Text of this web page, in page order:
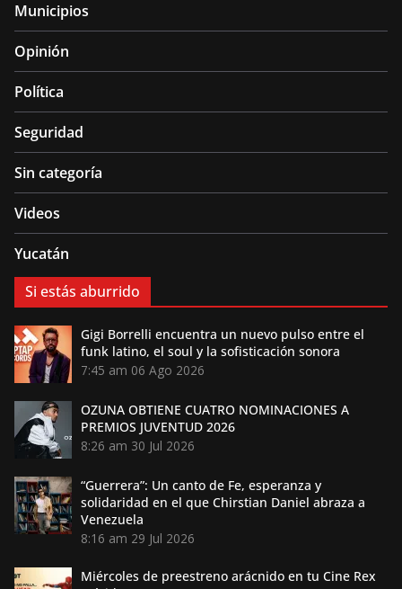
Municipios
Opinión
Política
Seguridad
Sin categoría
Videos
Yucatán
Si estás aburrido
Gigi Borrelli encuentra un nuevo pulso entre el
funk latino, el soul y la sofisticación sonora
7:45 am 06 Ago 2026
OZUNA OBTIENE CUATRO NOMINACIONES A
PREMIOS JUVENTUD 2026
8:26 am 30 Jul 2026
“Guerrera”: Un canto de Fe, esperanza y
solidaridad en el que Chirstian Daniel abraza a
Venezuela
8:16 am 29 Jul 2026
Miércoles de preestreno arácnido en tu Cine Rex